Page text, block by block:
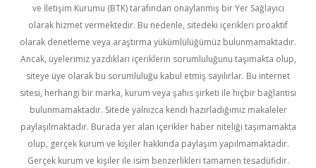
ve İletişim Kurumu (BTK) tarafından onaylanmış bir Yer Sağlayıcı
olarak hizmet vermektedir. Bu nedenle, sitedeki içerikleri proaktif
olarak denetleme veya araştırma yükümlülüğümüz bulunmamaktadır.
Ancak, üyelerimiz yazdıkları içeriklerin sorumluluğunu taşımakta olup,
siteye üye olarak bu sorumluluğu kabul etmiş sayılırlar. Bu internet
sitesi, herhangi bir marka, kurum veya şahıs şirketi ile hiçbir bağlantısı
bulunmamaktadır. Sitede yalnızca kendi hazırladığımız makaleler
paylaşılmaktadır. Burada yer alan içerikler haber niteliği taşımamakta
olup, gerçek kurum ve kişiler hakkında paylaşım yapılmamaktadır.
Gerçek kurum ve kişiler ile isim benzerlikleri tamamen tesadüfidir.